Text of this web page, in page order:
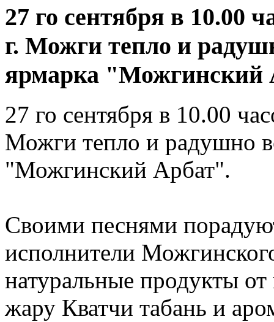
27 го сентября в 10.00
г. Можги тепло и
ярмарка "Можгинский
27 го сентября в 10.00
Можги тепло и радушно
"Можгинский Арбат".
Своими песнями
исполнители
натуральные продукты
жару Кватчи табань и